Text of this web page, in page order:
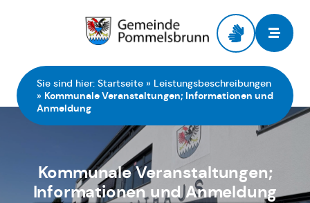
Sie sind hier: Startseite » Leistungsbeschreibungen
» Kommunale Veranstaltungen; Informationen und
Anmeldung
Kommunale Veranstaltungen;
Informationen und Anmeldung